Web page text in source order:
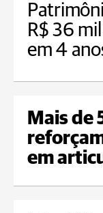
R$ 36
em 4
Mais de
em